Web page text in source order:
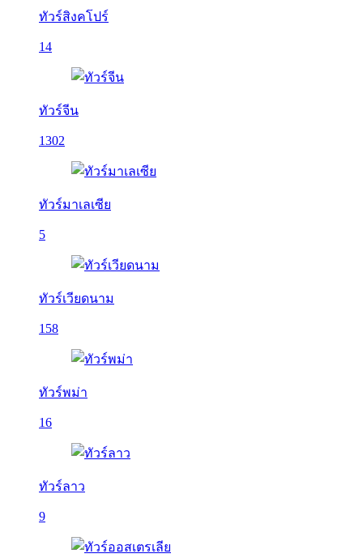
ทัวร์สิงคโปร์
14
ทัวร์จีน
1302
ทัวร์มาเลเซีย
5
ทัวร์เวียดนาม
158
ทัวร์พม่า
16
ทัวร์ลาว
9